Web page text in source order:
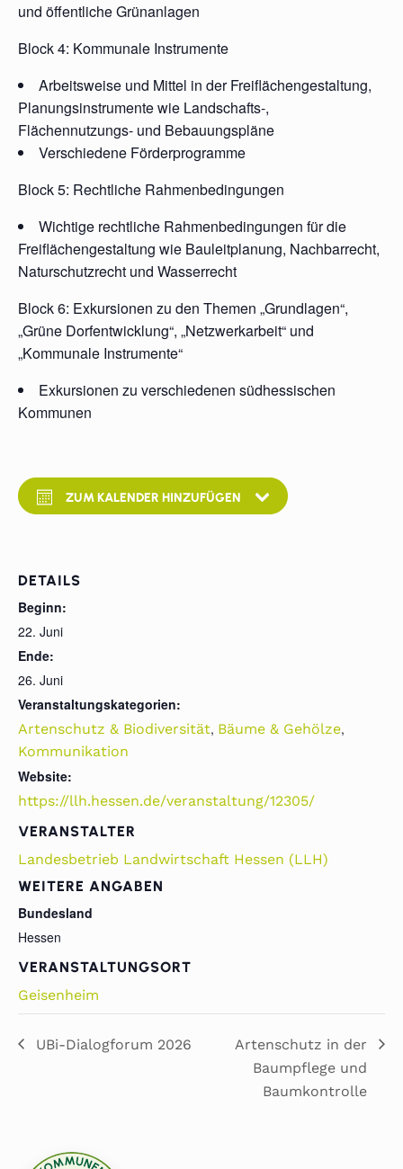
und öffentliche Grünanlagen
Block 4: Kommunale Instrumente
Arbeitsweise und Mittel in der Freiflächengestaltung,
Planungsinstrumente wie Landschafts-,
Flächennutzungs- und Bebauungspläne
Verschiedene Förderprogramme
Block 5: Rechtliche Rahmenbedingungen
Wichtige rechtliche Rahmenbedingungen für die
Freiflächengestaltung wie Bauleitplanung, Nachbarrecht,
Naturschutzrecht und Wasserrecht
Block 6: Exkursionen zu den Themen „Grundlagen“,
„Grüne Dorfentwicklung“, „Netzwerkarbeit“ und
„Kommunale Instrumente“
Exkursionen zu verschiedenen südhessischen
Kommunen
ZUM KALENDER HINZUFÜGEN
DETAILS
Beginn:
22. Juni
Ende:
26. Juni
Veranstaltungskategorien:
Artenschutz & Biodiversität, Bäume & Gehölze,
Kommunikation
Website:
https://llh.hessen.de/veranstaltung/12305/
VERANSTALTUNGSORT
Geisenheim
VERANSTALTER
Landesbetrieb Landwirtschaft Hessen (LLH)
WEITERE ANGABEN
Bundesland
Hessen
UBi-Dialogforum 2026
Artenschutz in der
Baumpflege und
Baumkontrolle